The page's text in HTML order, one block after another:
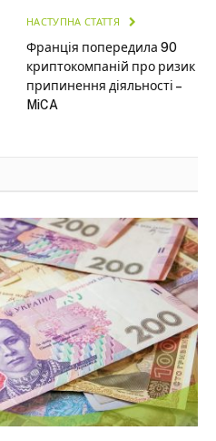
НАСТУПНА СТАТТЯ
Франція попередила 90
криптокомпаній про ризик
припинення діяльності –
MiCA